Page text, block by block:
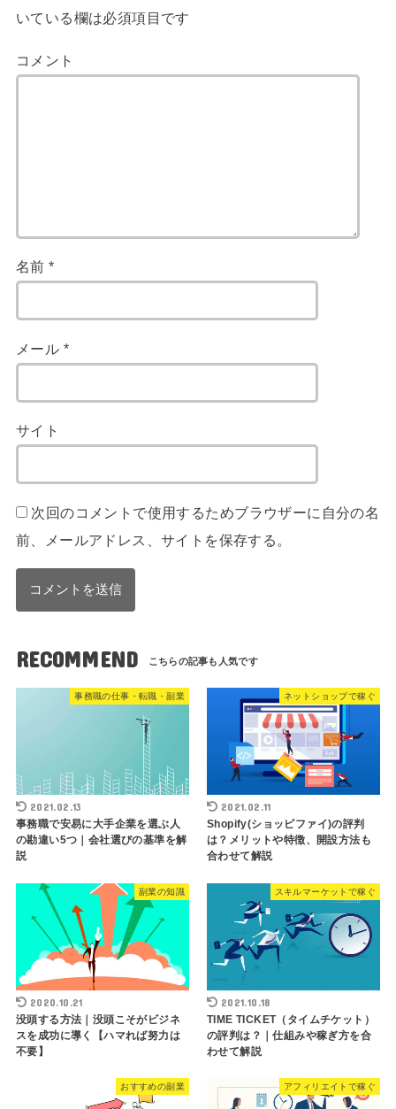
いている欄は必須項目です
コメント
名前*
メール *
サイト
次回のコメントで使用するためブラウザーに自分の名
前、メールアドレス、サイトを保存する。
RECOMMEND
事務職の仕事・転職・副業
2021.02.13
事務職で安易に大手企業を選ぶ人
の勘違い5つ｜会社選びの基準を解
説
ネットショップで稼ぐ
2021.02.11
Shopify(ショッピファイ)の評判
は？メリットや特徴、開設方法も
合わせて解説
副業の知識
2020.10.21
没頭する方法｜没頭こそがビジネ
スを成功に導く【ハマれば努力は
不要】
スキルマーケットで稼ぐ
2021.10.18
TIME TICKET（タイムチケット）
の評判は？｜仕組みや稼ぎ方を合
わせて解説
おすすめの副業 アフィリエイトで稼ぐ